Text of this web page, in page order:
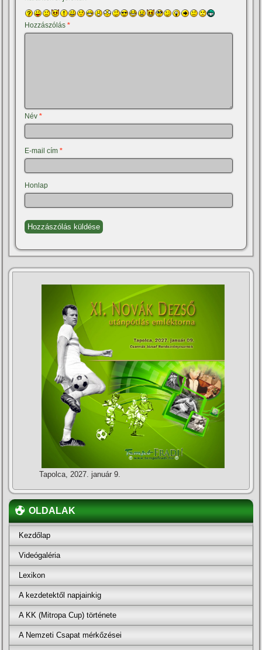
Hozzászólás*
Név*
E-mail cím*
Honlap
Tapolca, 2027. január 9.
OLDALAK
Kezdőlap
Videógaléria
Lexikon
A kezdetektől napjainkig
A KK (Mitropa Cup) története
A Nemzeti Csapat mérkőzései